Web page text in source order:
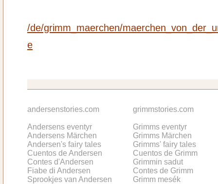
/de/grimm_maerchen/
e
andersenstories.com
Andersens eventyr
Andersens Märchen
Andersen's fairy tales
Cuentos de Andersen
Contes d'Andersen
Fiabe di Andersen
Sprookjes van Andersen
grimmstories.com
Grimms eventyr
Grimms Märchen
Grimms' fairy tales
Cuentos de Grimm
Grimmin sadut
Contes de Grimm
Grimm mesék